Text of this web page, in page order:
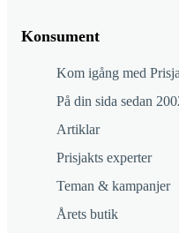
Konsument
Kom igång med
På din sida sedan
Artiklar
Prisjakts experter
Teman & kampanjer
Årets butik